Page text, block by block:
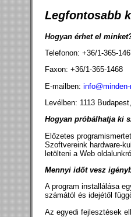
Legfontosabb
Hogyan érhet el
Telefonon: +36/1-365-
Faxon: +36/1-365-1468
E-mailben:
Levélben: 1113
Hogyan próbálhatja ki
Előzetes
Szoftvereink hardware-
letölteni a Web
Mennyi időt vesz
A program installálása
számától és idejétől
Az egyedi fejlesztések